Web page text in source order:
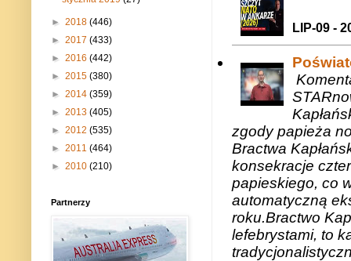
LIP-09 -
zgody papieża
Bractwa
konsekracje
papieskiego, co
automatyczną
roku.Bractwo
lefebrystami, to
► 2018 (446)
► 2017 (433)
► 2016 (442)
► 2015 (380)
► 2014 (359)
► 2013 (405)
► 2012 (535)
► 2011 (464)
► 2010 (210)
Partnerzy